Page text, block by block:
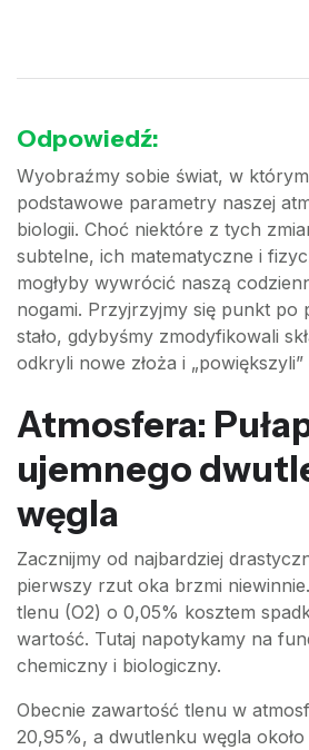
Odpowiedź:
Wyobraźmy sobie świat, w
podstawowe parametry naszej
biologii. Choć niektóre z tych
subtelne, ich matematyczne i
mogłyby wywrócić naszą
nogami. Przyjrzyjmy się punkt po
stało, gdybyśmy zmodyfikowali
odkryli nowe złoża i
Atmosfera:
ujemnego
węgla
Zacznijmy od najbardziej
pierwszy rzut oka brzmi
tlenu (O2) o 0,05% kosztem
wartość. Tutaj napotykamy na
chemiczny i biologiczny.
Obecnie zawartość tlenu w
20,95%, a dwutlenku węgla